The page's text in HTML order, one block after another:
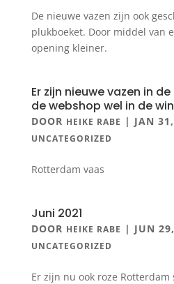
De nieuwe vazen zijn ook
plukboeket. Door middel van
opening kleiner.
Er zijn nieuwe vazen in
de webshop wel in de
DOOR HEIKE RABE | JAN
UNCATEGORIZED
Rotterdam vaas
Juni 2021
DOOR HEIKE RABE | JUN
UNCATEGORIZED
Er zijn nu ook roze